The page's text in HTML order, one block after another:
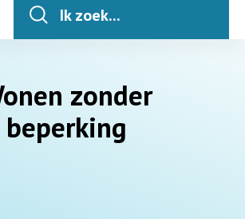
Ik zoek...
zonder
beperking